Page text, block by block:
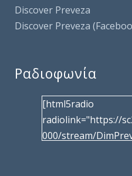
Discover Preveza
Discover Preveza
Ραδιοφωνία
[html5radio
radiolink="https://
000/stream/